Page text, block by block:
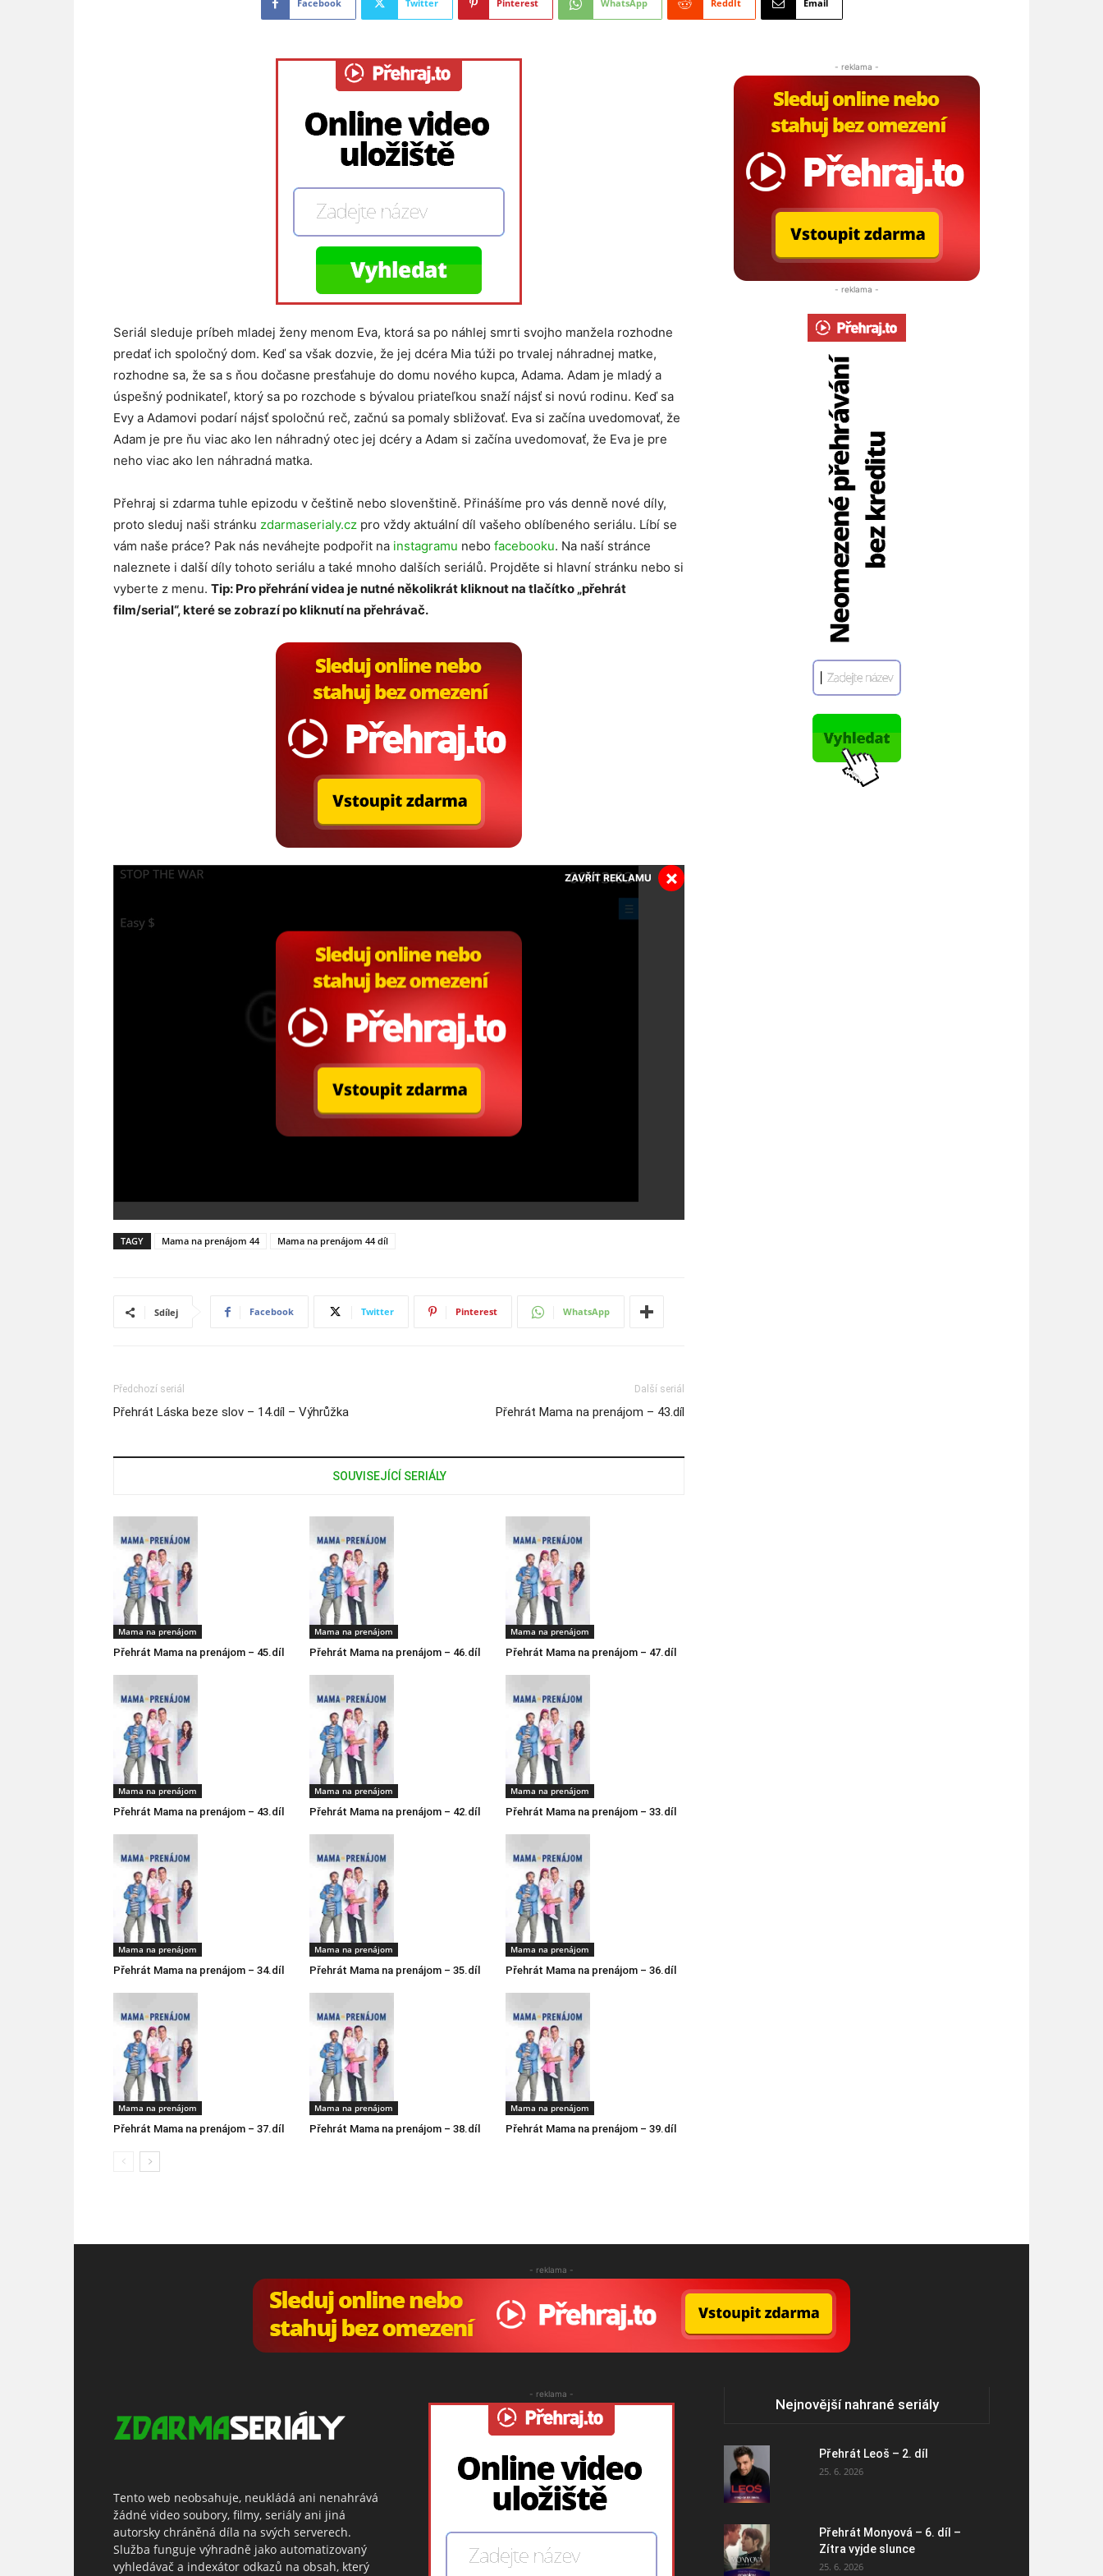
Facebook Twitter Pinterest WhatsApp ReddIt Email
Seriál sleduje príbeh mladej ženy menom Eva, ktorá sa po náhlej smrti svojho manžela rozhodne
predať ich spoločný dom. Keď sa však dozvie, že jej dcéra Mia túži po trvalej náhradnej matke,
rozhodne sa, že sa s ňou dočasne presťahuje do domu nového kupca, Adama. Adam je mladý a
úspešný podnikateľ, ktorý sa po rozchode s bývalou priateľkou snaží nájsť si novú rodinu. Keď sa
Evy a Adamovi podarí nájsť spoločnú reč, začnú sa pomaly sbližovať. Eva si začína uvedomovať, že
Adam je pre ňu viac ako len náhradný otec jej dcéry a Adam si začína uvedomovať, že Eva je pre
neho viac ako len náhradná matka​.
Přehraj si zdarma tuhle epizodu v češtině nebo slovenštině. Přinášíme pro vás denně nové díly,
proto sleduj naši stránku zdarmaserialy.cz pro vždy aktuální díl vašeho oblíbeného seriálu. Líbí se
vám naše práce? Pak nás neváhejte podpořit na instagramu nebo facebooku. Na naší stránce
naleznete i další díly tohoto seriálu a také mnoho dalších seriálů. Projděte si hlavní stránku nebo si
vyberte z menu. Tip: Pro přehrání videa je nutné několikrát kliknout na tlačítko „přehrát
film/serial“, které se zobrazí po kliknutí na přehrávač.
ZAVŘÍT REKLAMU ×
TAGY Mama na prenájom 44 Mama na prenájom 44 díl
Sdílej Facebook Twitter Pinterest WhatsApp
Předchozí seriál
Přehrát Láska beze slov – 14.díl – Výhrůžka
Další seriál
Přehrát Mama na prenájom – 43.díl
SOUVISEJÍCÍ SERIÁLY
Mama na prenájom
Přehrát Mama na prenájom – 45.díl
Mama na prenájom
Přehrát Mama na prenájom – 46.díl
Mama na prenájom
Přehrát Mama na prenájom – 47.díl
Mama na prenájom
Přehrát Mama na prenájom – 43.díl
Mama na prenájom
Přehrát Mama na prenájom – 42.díl
Mama na prenájom
Přehrát Mama na prenájom – 33.díl
Mama na prenájom
Přehrát Mama na prenájom – 34.díl
Mama na prenájom
Přehrát Mama na prenájom – 35.díl
Mama na prenájom
Přehrát Mama na prenájom – 36.díl
Mama na prenájom
Přehrát Mama na prenájom – 37.díl
Mama na prenájom
Přehrát Mama na prenájom – 38.díl
Mama na prenájom
Přehrát Mama na prenájom – 39.díl
- reklama -
- reklama -
- reklama -
Tento web neobsahuje, neukládá ani nenahrává
žádné video soubory, filmy, seriály ani jiná
autorsky chráněná díla na svých serverech.
Služba funguje výhradně jako automatizovaný
vyhledávač a indexátor odkazů na obsah, který
- reklama -
Nejnovější nahrané seriály
Přehrát Leoš – 2. díl
25. 6. 2026
Přehrát Monyová – 6. díl –
Zítra vyjde slunce
25. 6. 2026